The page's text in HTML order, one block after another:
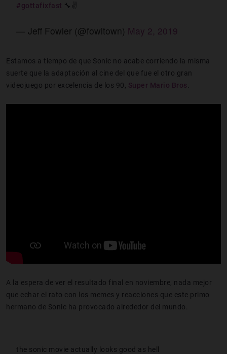
#gottafixfast 🔧✌️
— Jeff Fowler (@fowltown) May 2, 2019
Estamos a tiempo de que Sonic no acabe corriendo la misma
suerte que la adaptación al cine del que fue el otro gran
videojuego por excelencia de los 90, Super Mario Bros
A la espera de ver el resultado final en noviembre, nada mejor
que echar el rato con los memes y reacciones que este primo
hermano de Sonic ha provocado alrededor del mundo.
the sonic movie actually looks good as hell